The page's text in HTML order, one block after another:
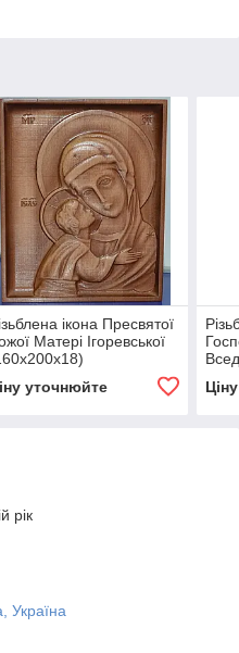
ікона Пресвятої
Матері Ігоревської
уточнюйте
рік
Україна